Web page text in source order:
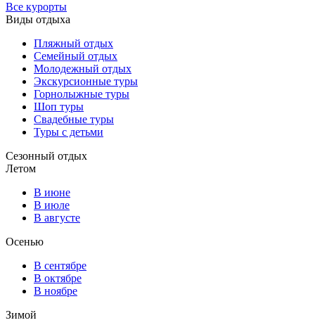
Все курорты
Виды отдыха
Пляжный отдых
Семейный отдых
Молодежный отдых
Экскурсионные туры
Горнолыжные туры
Шоп туры
Свадебные туры
Туры с детьми
Сезонный отдых
Летом
В июне
В июле
В августе
Осенью
В сентябре
В октябре
В ноябре
Зимой